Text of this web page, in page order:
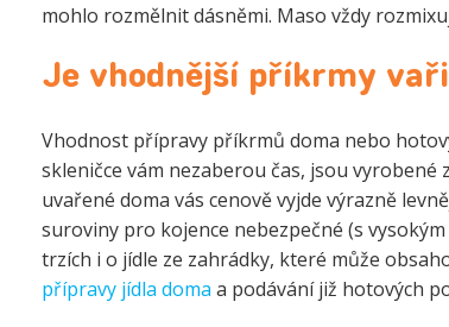
mohlo rozmělnit dásněmi. Maso vždy
Je vhodnější příkrmy
Vhodnost přípravy příkrmů doma nebo
skleničce vám nezaberou čas, jsou
uvařené doma vás cenově vyjde výrazně
suroviny pro kojence nebezpečné (s
trzích i o jídle ze zahrádky, které může
přípravy jídla doma a podávání již hotových